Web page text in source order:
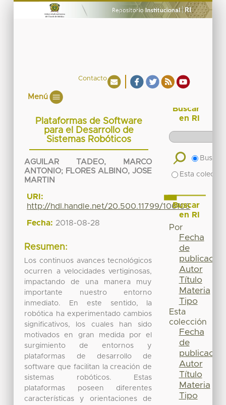
Contacto
Menú
Plataformas de Software
para el Desarrollo de
Sistemas Robóticos
AGUILAR TADEO, MARCO
ANTONIO; FLORES ALBINO, JOSE
MARTIN
URI:
http://hdl.handle.net/20.500.11799/106106
Fecha: 2018-08-28
Resumen:
Los continuos avances tecnológicos
ocurren a velocidades vertiginosas,
impactando de una manera muy
importante nuestro entorno
inmediato. En este sentido, la
robótica ha experimentado cambios
significativos, los cuales han sido
motivados en gran medida por el
surgimiento de entornos y
plataformas de desarrollo de
software que facilitan la creación de
sistemas robóticos. Estas
plataformas poseen diferentes
características y orientaciones de
Buscar
en RI
Buscar
Esta
Buscar
en RI
Por
Fecha
de
publicación
Autor
Título
Materia
Tipo
Esta
colección
Fecha
de
publicación
Autor
Título
Materia
Tipo